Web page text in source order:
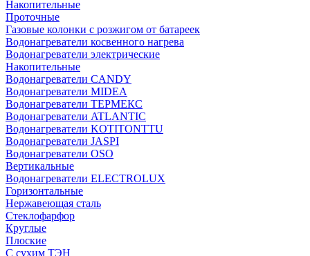
Накопительные
Проточные
Газовые колонки с розжигом от батареек
Водонагреватели косвенного нагрева
Водонагреватели электрические
Накопительные
Водонагреватели CANDY
Водонагреватели MIDEA
Водонагреватели ТЕРМЕКС
Водонагреватели ATLANTIC
Водонагреватели KOTITONTTU
Водонагреватели JASPI
Водонагреватели OSO
Вертикальные
Водонагреватели ELECTROLUX
Горизонтальные
Нержавеющая сталь
Стеклофарфор
Круглые
Плоские
С сухим ТЭН